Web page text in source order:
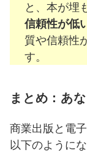
と、本が埋
信頼性が低
質や信頼性
す。
まとめ：あ
商業出版と電
以下のようにな